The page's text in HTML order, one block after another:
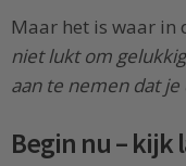
Maar het is waar in
niet lukt om
aan te nemen dat
Begin nu –